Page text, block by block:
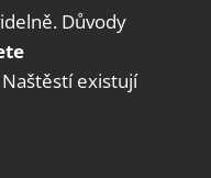
Důvody
existují